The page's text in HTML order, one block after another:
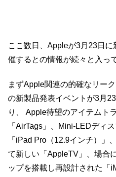
ここ数日、Appleが3月23日
催するとの情報が続々と入っ
まずApple関連の的確なリー
の新製品発表イベントが3月
り、 Apple待望のアイテムト
「AirTags」、Mini-LEDディ
「iPad Pro（12.9インチ）」
て新しい「AppleTV」、場合
ップを搭載し再設計された「